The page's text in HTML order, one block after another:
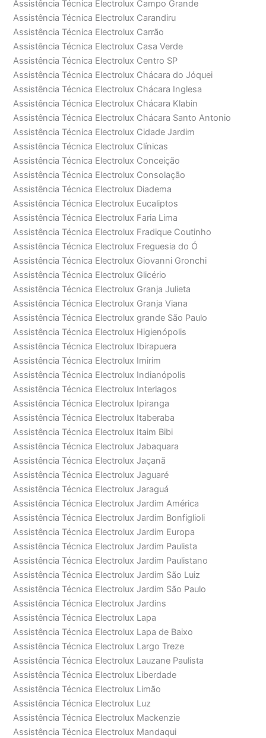
Assistência Técnica Electrolux Campo Grande
Assistência Técnica Electrolux Carandiru
Assistência Técnica Electrolux Carrão
Assistência Técnica Electrolux Casa Verde
Assistência Técnica Electrolux Centro SP
Assistência Técnica Electrolux Chácara do Jóquei
Assistência Técnica Electrolux Chácara Inglesa
Assistência Técnica Electrolux Chácara Klabin
Assistência Técnica Electrolux Chácara Santo Antonio
Assistência Técnica Electrolux Cidade Jardim
Assistência Técnica Electrolux Clínicas
Assistência Técnica Electrolux Conceição
Assistência Técnica Electrolux Consolação
Assistência Técnica Electrolux Diadema
Assistência Técnica Electrolux Eucaliptos
Assistência Técnica Electrolux Faria Lima
Assistência Técnica Electrolux Fradique Coutinho
Assistência Técnica Electrolux Freguesia do Ó
Assistência Técnica Electrolux Giovanni Gronchi
Assistência Técnica Electrolux Glicério
Assistência Técnica Electrolux Granja Julieta
Assistência Técnica Electrolux Granja Viana
Assistência Técnica Electrolux grande São Paulo
Assistência Técnica Electrolux Higienópolis
Assistência Técnica Electrolux Ibirapuera
Assistência Técnica Electrolux Imirim
Assistência Técnica Electrolux Indianópolis
Assistência Técnica Electrolux Interlagos
Assistência Técnica Electrolux Ipiranga
Assistência Técnica Electrolux Itaberaba
Assistência Técnica Electrolux Itaim Bibi
Assistência Técnica Electrolux Jabaquara
Assistência Técnica Electrolux Jaçanã
Assistência Técnica Electrolux Jaguaré
Assistência Técnica Electrolux Jaraguá
Assistência Técnica Electrolux Jardim América
Assistência Técnica Electrolux Jardim Bonfiglioli
Assistência Técnica Electrolux Jardim Europa
Assistência Técnica Electrolux Jardim Paulista
Assistência Técnica Electrolux Jardim Paulistano
Assistência Técnica Electrolux Jardim São Luiz
Assistência Técnica Electrolux Jardim São Paulo
Assistência Técnica Electrolux Jardins
Assistência Técnica Electrolux Lapa
Assistência Técnica Electrolux Lapa de Baixo
Assistência Técnica Electrolux Largo Treze
Assistência Técnica Electrolux Lauzane Paulista
Assistência Técnica Electrolux Liberdade
Assistência Técnica Electrolux Limão
Assistência Técnica Electrolux Luz
Assistência Técnica Electrolux Mackenzie
Assistência Técnica Electrolux Mandaqui